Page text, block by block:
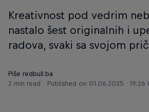
Kreativnost pod vedrim
nastalo šest originalnih i
radova, svaki sa svojom
Piše redbull.ba
2 min read
Published on 01.06.2025 · 19:26